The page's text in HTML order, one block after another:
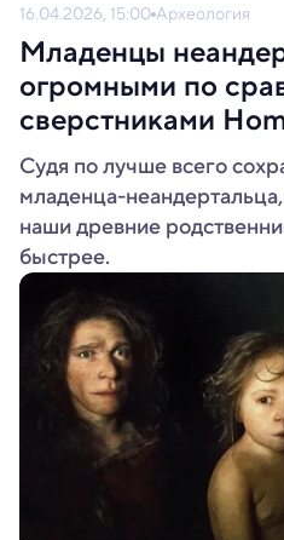
16.04.2026, 15:00 Археология
Младенцы
огромными по
сверстниками
Судя по лучше всего
младенца-
наши древние
быстрее.